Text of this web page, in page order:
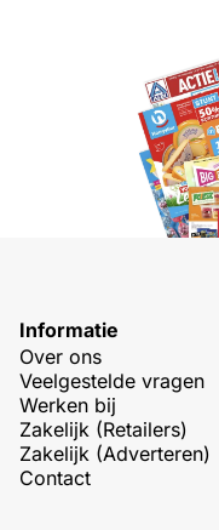
Informatie
Over ons
Veelgestelde vragen
Werken bij
Zakelijk (Retailers)
Zakelijk (Adverteren)
Contact